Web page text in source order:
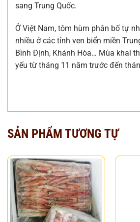
sang Trung Quốc.
Ở Việt Nam, tôm hùm phân bố tự
nhiều ở các tỉnh ven biển miền
Bình Định, Khánh Hòa… Mùa khai
yếu từ tháng 11 năm trước đến
SẢN PHẨM TƯƠNG TỰ